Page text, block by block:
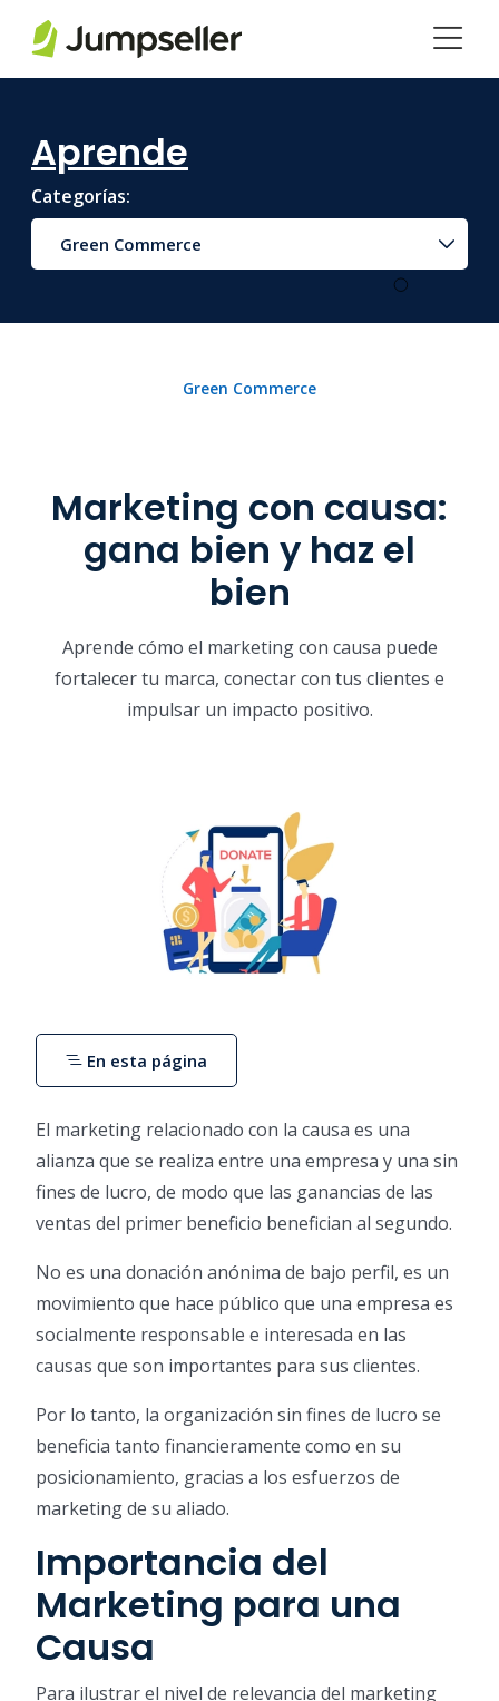
Aprende
Categorías:
Green Commerce
Green Commerce
Marketing con causa:
gana bien y haz el
bien
Aprende cómo el marketing con causa puede
fortalecer tu marca, conectar con tus clientes e
impulsar un impacto positivo.
El marketing relacionado con la causa es una
alianza que se realiza entre una empresa y una sin
fines de lucro, de modo que las ganancias de las
ventas del primer beneficio benefician al segundo.
No es una donación anónima de bajo perfil, es un
movimiento que hace público que una empresa es
socialmente responsable e interesada en las
causas que son importantes para sus clientes.
Por lo tanto, la organización sin fines de lucro se
beneficia tanto financieramente como en su
posicionamiento, gracias a los esfuerzos de
marketing de su aliado.
Importancia del
Marketing para una
Causa
Para ilustrar el nivel de relevancia del marketing
En esta página